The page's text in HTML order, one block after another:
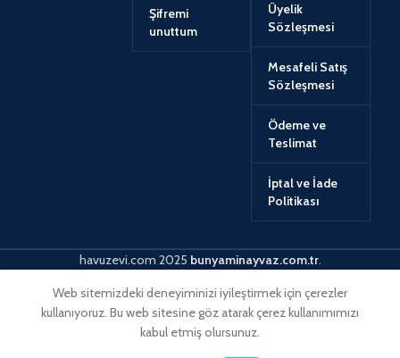
Şifremi
unuttum
Üyelik
Sözleşmesi
Mesafeli Satış
Sözleşmesi
Ödeme ve
Teslimat
İptal ve İade
Politikası
havuzevi.com 2025 bunyaminayvaz.com.tr.
Web sitemizdeki deneyiminizi iyileştirmek için çerezler
kullanıyoruz. Bu web sitesine göz atarak çerez kullanımımızı
kabul etmiş olursunuz.